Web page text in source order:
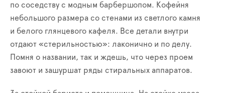
по соседству с модным барбершопом. Кофейня
небольшого размера со стенами из светлого камня
и белого глянцевого кафеля. Все детали внутри
отдают «стерильностью»: лаконично и по делу.
Помня о названии, так и ждешь, что через проем
завоют и зашуршат ряды стиральных аппаратов.